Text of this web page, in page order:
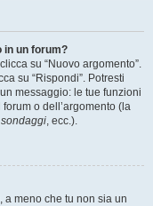
in un forum?
su “Nuovo argomento”.
su “Rispondi”. Potresti
messaggio: le tue funzioni
o dell’argomento (la
, ecc.).
a meno che tu non sia un